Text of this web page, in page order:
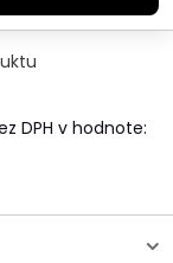
DPH v hodnote: